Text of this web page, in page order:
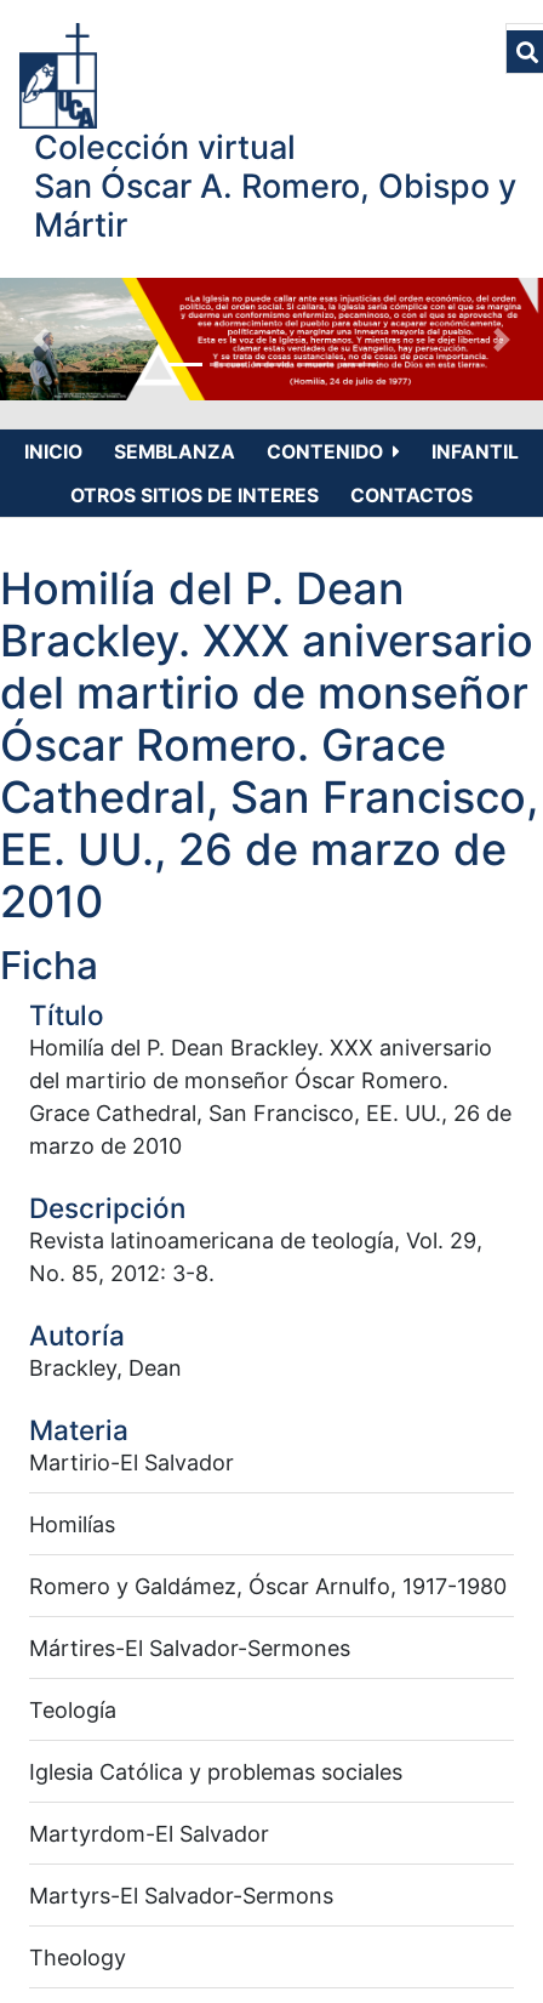
Colección virtual
San Óscar A. Romero, Obispo y
Mártir
INICIO SEMBLANZA CONTENIDO
INFANTIL
OTROS SITIOS DE INTERES
CONTACTOS
Homilía del P. Dean
Brackley. XXX aniversario
del martirio de monseñor
Óscar Romero. Grace
Cathedral, San Francisco,
EE. UU., 26 de marzo de
2010
Ficha
Título
Homilía del P. Dean Brackley. XXX aniversario
del martirio de monseñor Óscar Romero.
Grace Cathedral, San Francisco, EE. UU., 26 de
marzo de 2010
Descripción
Revista latinoamericana de teología, Vol. 29,
No. 85, 2012: 3-8.
Autoría
Brackley, Dean
Materia
Martirio-El Salvador
Homilías
Romero y Galdámez, Óscar Arnulfo, 1917-1980
Mártires-El Salvador-Sermones
Teología
Iglesia Católica y problemas sociales
Martyrdom-El Salvador
Martyrs-El Salvador-Sermons
Theology